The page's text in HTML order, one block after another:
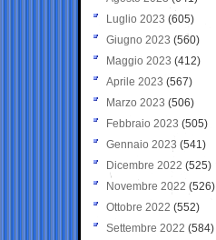
Luglio 2023 (605)
Giugno 2023 (560)
Maggio 2023 (412)
Aprile 2023 (567)
Marzo 2023 (506)
Febbraio 2023 (505)
Gennaio 2023 (541)
Dicembre 2022 (525)
Novembre 2022 (526)
Ottobre 2022 (552)
Settembre 2022 (584)